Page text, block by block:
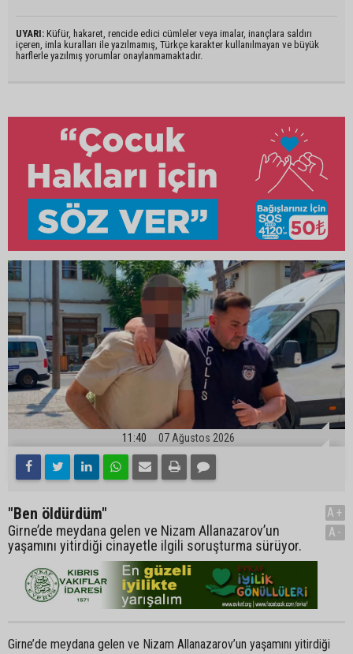
UYARI: Küfür, hakaret, rencide edici cümleler veya imalar, inançlara saldırı
içeren, imla kuralları ile yazılmamış, Türkçe karakter kullanılmayan ve büyük
harflerle yazılmış yorumlar onaylanmamaktadır.
11:40 07 Ağustos 2026
"Ben öldürdüm"
Girne’de meydana gelen ve Nizam Allanazarov’un
yaşamını yitirdiği cinayetle ilgili soruşturma sürüyor.
A+
A-
Girne’de meydana gelen ve Nizam Allanazarov’un yaşamını yitirdiği